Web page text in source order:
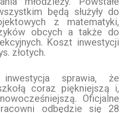
będą służyły do
z matematyki,
obcych a także do
Koszt inwestycji
złotych.
inwestycja sprawia, że
coraz piękniejszą i,
Oficjalne
odbędzie się 28